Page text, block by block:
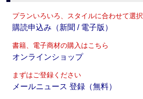
プランいろいろ、スタイルに合わせて選択
購読申込み（新聞 / 電子版）
書籍、電子商材の購入はこちら
オンラインショップ
まずはご登録ください
メールニュース 登録（無料）